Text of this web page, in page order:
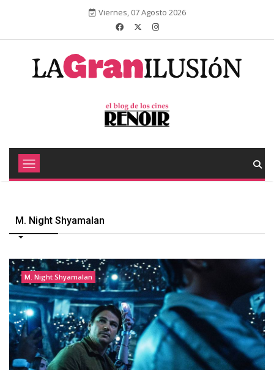
Viernes, 07 Agosto 2026
M. Night Shyamalan
M. Night Shyamalan